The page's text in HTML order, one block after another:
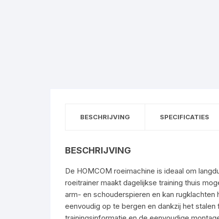
BESCHRIJVING SPECIFICATIES
BESCHRIJVING
De HOMCOM roeimachine is ideaal om
roeitrainer maakt dagelijkse training thuis
arm- en schouderspieren en kan
eenvoudig op te bergen en dankzij het